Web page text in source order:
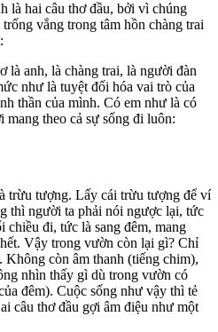
là hai câu thơ đầu, bởi vì chúng
vắng trong tâm hồn chàng trai
là anh, là chàng trai, là người đàn
như là tuyệt đối hóa vai trò của
thần của mình. Có em như là có
theo cả sự sống đi luôn:
trừu tượng. Lấy cái trừu tượng để ví
thì người ta phải nói ngược lại, tức
chiều đi, tức là sang đêm, mang
Vậy trong vườn còn lại gì? Chỉ
còn âm thanh (tiếng chim),
nhìn thấy gì dù trong vườn có
đêm). Cuộc sống như vậy thì tẻ
câu thơ đầu gợi âm điệu như một